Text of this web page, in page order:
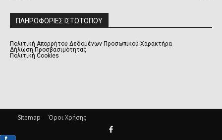
ΠΛΗΡΟΦΟΡΙΕΣ ΙΣΤΟΤΟΠΟΥ
Πολιτική Απορρήτου Δεδομένων Προσωπικού Χαρακτήρα
Δήλωση Προσβασιμότητας
Πολιτική Cookies
Sitemap Όροι Χρήσης